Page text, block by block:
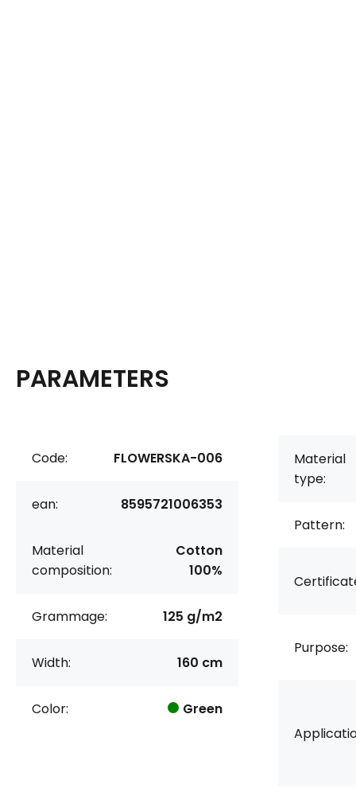
PARAMETERS
Code: FLOWERSKA-006
ean: 8595721006353
Material
composition:
Cotton
100%
Grammage: 125 g/m2
Width: 160 cm
Color: Green
Material
type:
Pattern:
Purpose: